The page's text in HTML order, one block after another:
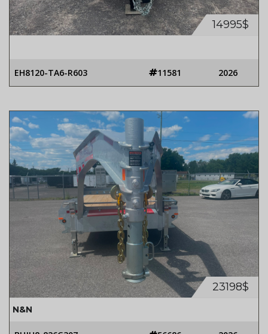
14995$
EH8120-TA6-R603 11581 2026
23198$
N&N